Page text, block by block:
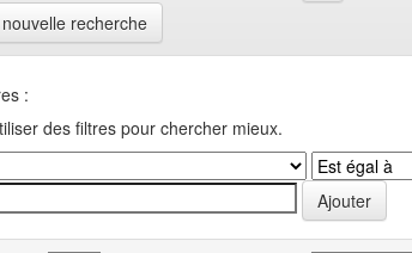
recherche
:
des filtres pour chercher mieux.